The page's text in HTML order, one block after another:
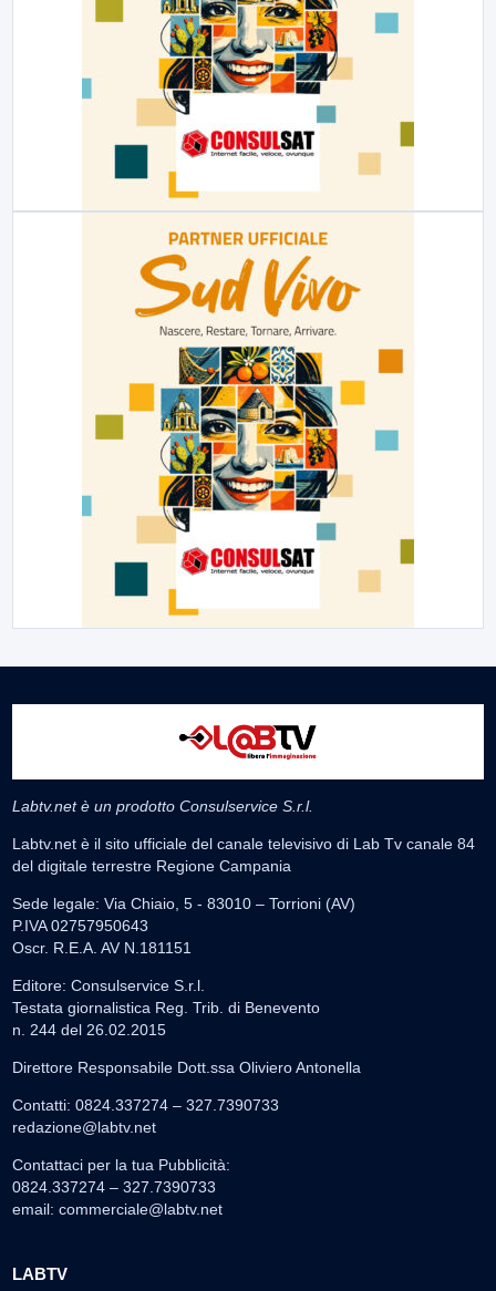
Labtv.net è un prodotto Consulservice S.r.l.
Labtv.net è il sito ufficiale del canale televisivo di Lab Tv canale 84
del digitale terrestre Regione Campania
Sede legale: Via Chiaio, 5 - 83010 – Torrioni (AV)
P.IVA 02757950643
Oscr. R.E.A. AV N.181151
Editore: Consulservice S.r.l.
Testata giornalistica Reg. Trib. di Benevento
n. 244 del 26.02.2015
Direttore Responsabile Dott.ssa Oliviero Antonella
Contatti: 0824.337274 – 327.7390733
redazione@labtv.net
Contattaci per la tua Pubblicità:
0824.337274 – 327.7390733
email: commerciale@labtv.net
LABTV